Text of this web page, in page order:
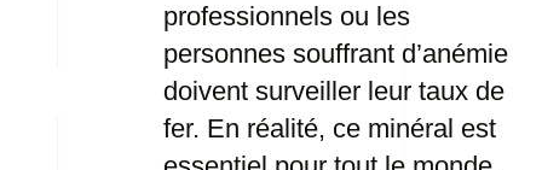
professionnels ou les
personnes souffrant d’anémie
doivent surveiller leur taux de
fer. En réalité, ce minéral est